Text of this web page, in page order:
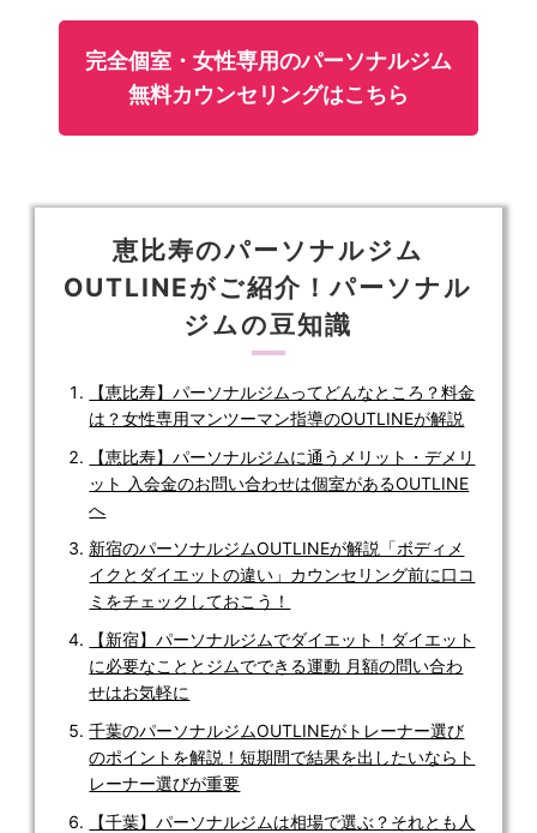
完全個室・女性専用のパーソナルジム
無料カウンセリングはこちら
恵比寿のパーソナルジム
OUTLINEがご紹介！パーソナル
ジムの豆知識
【恵比寿】パーソナルジムってどんなところ？料金
は？女性専用マンツーマン指導のOUTLINEが解説
【恵比寿】パーソナルジムに通うメリット・デメリ
ット 入会金のお問い合わせは個室があるOUTLINE
へ
新宿のパーソナルジムOUTLINEが解説「ボディメ
イクとダイエットの違い」カウンセリング前に口コ
ミをチェックしておこう！
【新宿】パーソナルジムでダイエット！ダイエット
に必要なこととジムでできる運動 月額の問い合わ
せはお気軽に
千葉のパーソナルジムOUTLINEがトレーナー選び
のポイントを解説！短期間で結果を出したいならト
レーナー選びが重要
【千葉】パーソナルジムは相場で選ぶ？それとも人